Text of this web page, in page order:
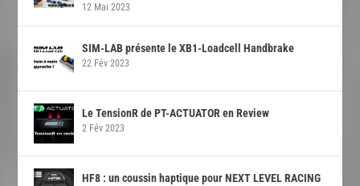
12 Mai 2023
SIM-LAB présente le XB1-Loadcell Handbrake
22 Fév 2023
Le TensionR de PT-ACTUATOR en Review
2 Fév 2023
HF8 : un coussin haptique pour NEXT LEVEL RACING